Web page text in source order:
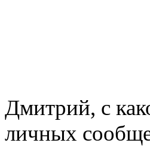
Дмитрий, с
личных